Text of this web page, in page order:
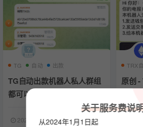
TG 自动 出款
TG自动出款机器人私人群组
都可以用
2023-08-28 947 9 U
TRX
原创
关于服务费说
从2024年1月1日起